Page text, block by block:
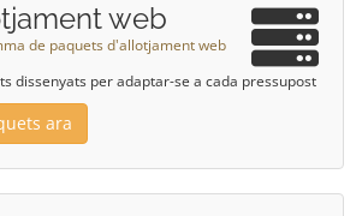
web
de paquets d'allotjament web
dissenyats per adaptar-se a cada pressupost
ara